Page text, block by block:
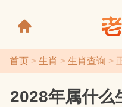
首页> 生肖 > 生肖查询 >
2028年属什么